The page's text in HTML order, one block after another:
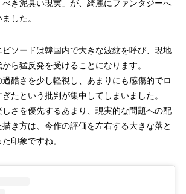
き泥臭い現実」が、綺麗にファンタジーへ
した。
ソードは韓国内で大きな波紋を呼び、現地
ら猛反発を受けることになります。
酷さを少し軽視し、あまりにも感傷的でロ
たという批判が集中してしまいました。
さを優先するあまり、現実的な問題への配
き方は、今作の評価を左右する大きな落と
印象ですね。